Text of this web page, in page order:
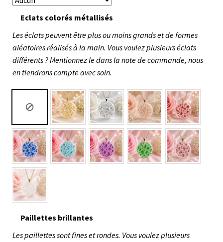
Eclats colorés métallisés
Les éclats peuvent être plus ou moins grands et de formes
aléatoires réalisés à la main. Vous voulez plusieurs éclats
différents ? Mentionnez le dans la note de commande, nous
en tiendrons compte avec soin.
Paillettes brillantes
Les paillettes sont fines et rondes. Vous voulez plusieurs